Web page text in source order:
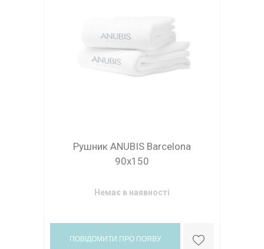
Рушник ANUBIS Barcelona
90x150
Немає в наявності
ПОВІДОМИТИ ПРО ПОЯВУ